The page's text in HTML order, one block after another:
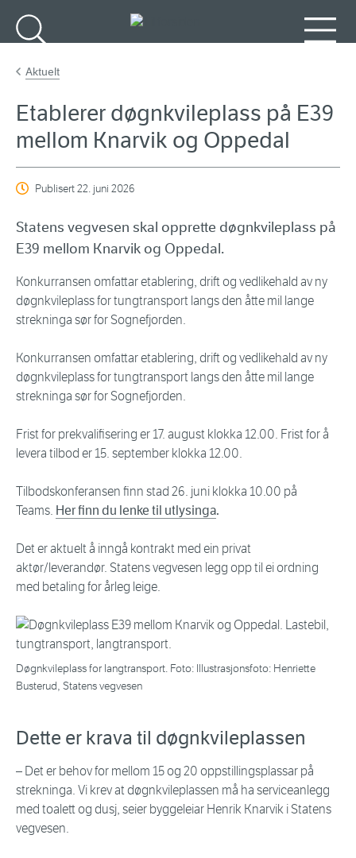
Aktuelt
Etablerer døgnkvileplass på E39
mellom Knarvik og Oppedal
Publisert22. juni 2026
Statens vegvesen skal opprette døgnkvileplass på
E39 mellom Knarvik og Oppedal.
Konkurransen omfattar etablering, drift og vedlikehald av ny
døgnkvileplass for tungtransport langs den åtte mil lange
strekninga sør for Sognefjorden.
Konkurransen omfattar etablering, drift og vedlikehald av ny
døgnkvileplass for tungtransport langs den åtte mil lange
strekninga sør for Sognefjorden.
Frist for prekvalifisering er 17. august klokka 12.00. Frist for å
levera tilbod er 15. september klokka 12.00.
Tilbodskonferansen finn stad 26. juni klokka 10.00 på
Teams. Her finn du lenke til utlysinga.
Det er aktuelt å inngå kontrakt med ein privat
aktør/leverandør. Statens vegvesen legg opp til ei ordning
med betaling for årleg leige.
Døgnkvileplass for langtransport. Foto: Illustrasjonsfoto: Henriette
Busterud, Statens vegvesen
Dette er krava til døgnkvileplassen
– Det er behov for mellom 15 og 20 oppstillingsplassar på
strekninga. Vi krev at døgnkvileplassen må ha serviceanlegg
med toalett og dusj, seier byggeleiar Henrik Knarvik i Statens
vegvesen.